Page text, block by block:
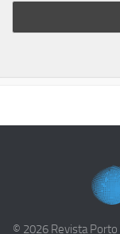
© 2026 Revista